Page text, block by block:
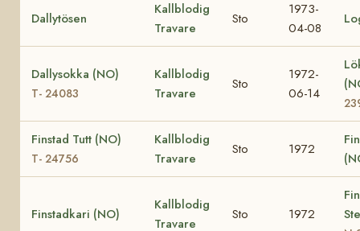
Dallytösen
Kallblodig
Travare
Sto
1973-
04-08
Dallysokka (NO)
T- 24083
Kallblodig
Travare
Sto
1972-
06-14
Finstad Tutt (NO)
T- 24756
Kallblodig
Travare
Sto 1972
Finstadkari (NO)
Kallblodig
Travare
Sto 1972